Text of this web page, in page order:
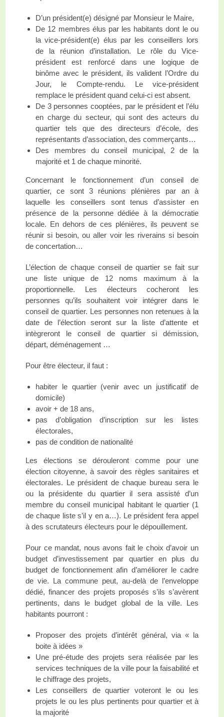
D’un président(e) désigné par Monsieur le Maire,
De 12 membres élus par les habitants dont le ou
la vice-président(e) élus par les conseillers lors
de la réunion d’installation. Le rôle du Vice-
président est renforcé dans une logique de
binôme avec le président, ils valident l’Ordre du
Jour, le Compte-rendu. Le vice-président
remplace le président quand celui-ci est absent.
De 3 personnes cooptées, par le président et l’élu
en charge du secteur, qui sont des acteurs du
quartier tels que des directeurs d’école, des
représentants d’association, des commerçants…
Des membres du conseil municipal, 2 de la
majorité et 1 de chaque minorité.
Concernant le fonctionnement d’un conseil de
quartier, ce sont 3 réunions plénières par an à
laquelle les conseillers sont tenus d’assister en
présence de la personne dédiée à la démocratie
locale. En dehors de ces plénières, ils peuvent se
réunir si besoin, ou aller voir les riverains si besoin
de concertation…
L’élection de chaque conseil de quartier se fait sur
une liste unique de 12 noms maximum à la
proportionnelle. Les électeurs cocheront les
personnes qu’ils souhaitent voir intégrer dans le
conseil de quartier. Les personnes non retenues à la
date de l’élection seront sur la liste d’attente et
intègreront le conseil de quartier si démission,
départ, déménagement …
Pour être électeur, il faut :
habiter le quartier (venir avec un justificatif de
domicile)
avoir + de 18 ans,
pas d’obligation d’inscription sur les listes
électorales,
pas de condition de nationalité
Les élections se dérouleront comme pour une
élection citoyenne, à savoir des règles sanitaires et
électorales. Le président de chaque bureau sera le
ou la présidente du quartier il sera assisté d’un
membre du conseil municipal habitant le quartier (1
de chaque liste s’il y en a…). Le président fera appel
à des scrutateurs électeurs pour le dépouillement.
Pour ce mandat, nous avons fait le choix d’avoir un
budget d’investissement par quartier en plus du
budget de fonctionnement afin d’améliorer le cadre
de vie. La commune peut, au-delà de l’enveloppe
dédié, financer des projets proposés s’ils s’avèrent
pertinents, dans le budget global de la ville. Les
habitants pourront :
Proposer des projets d’intérêt général, via « la
boite à idées »
Une pré-étude des projets sera réalisée par les
services techniques de la ville pour la faisabilité et
le chiffrage des projets,
Les conseillers de quartier voteront le ou les
projets le ou les plus pertinents pour quartier et à
la majorité